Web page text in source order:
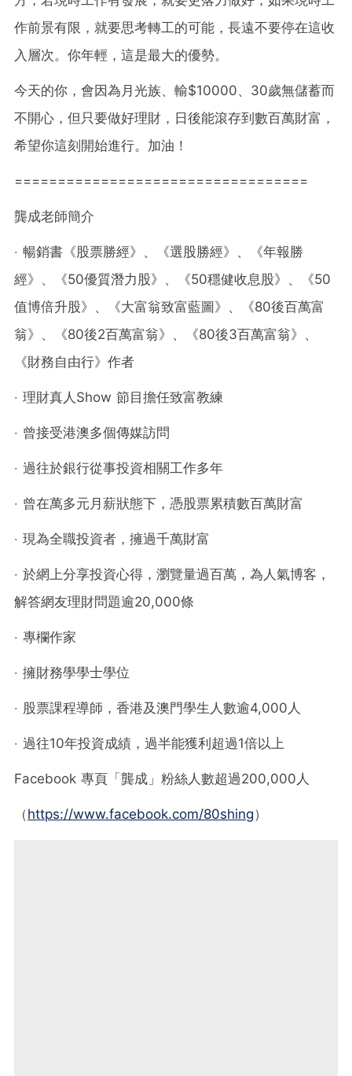
作前景有限，就要思考轉工的可能，長遠不要停在這收
入層次。你年輕，這是最大的優勢。
今天的你，會因為月光族、輸$10000、30歲無儲蓄而
不開心，但只要做好理財，日後能滾存到數百萬財富，
希望你這刻開始進行。加油！
==================================
龔成老師簡介
‧ 暢銷書《股票勝經》、《選股勝經》、《年報勝
經》、《50優質潛力股》、《50穩健收息股》、《50
值博倍升股》、《大富翁致富藍圖》、《80後百萬富
翁》、《80後2百萬富翁》、《80後3百萬富翁》、
《財務自由行》作者
‧ 理財真人Show 節目擔任致富教練
‧ 曾接受港澳多個傳媒訪問
‧ 過往於銀行從事投資相關工作多年
‧ 曾在萬多元月薪狀態下，憑股票累積數百萬財富
‧ 現為全職投資者，擁過千萬財富
‧ 於網上分享投資心得，瀏覽量過百萬，為人氣博客，
解答網友理財問題逾20,000條
‧ 專欄作家
‧ 擁財務學學士學位
‧ 股票課程導師，香港及澳門學生人數逾4,000人
‧ 過往10年投資成績，過半能獲利超過1倍以上
Facebook 專頁「龔成」粉絲人數超過200,000人
（https://www.facebook.com/80shing）